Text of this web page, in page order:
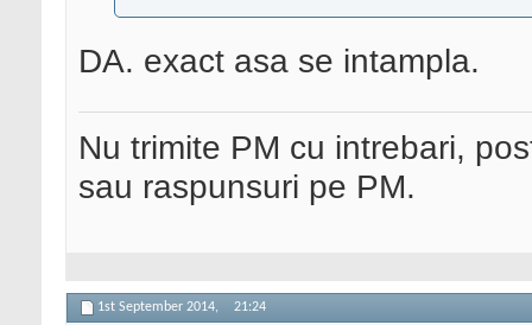
DA. exact asa se intampla.
Nu trimite PM cu intrebari,
sau raspunsuri pe PM.
1st September 2014, 21:24